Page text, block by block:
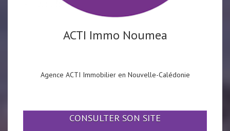
ACTI Immo Noumea
Agence ACTI Immobilier en Nouvelle-Calédonie
CONSULTER SON SITE